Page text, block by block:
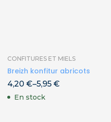
CONFITURES ET MIELS
Breizh konfitur abricots
4,20 €–5,95 €
En stock